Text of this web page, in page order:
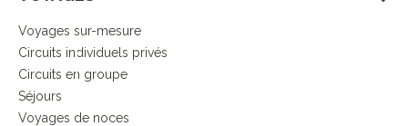
Voyages sur-mesure
Circuits individuels privés
Circuits en groupe
Séjours
Voyages de noces